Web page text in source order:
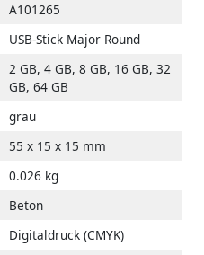
A101265
USB-Stick Major Round
2 GB, 4 GB, 8 GB, 16 GB, 32
GB, 64 GB
grau
55 x 15 x 15 mm
0.026 kg
Beton
Digitaldruck (CMYK)